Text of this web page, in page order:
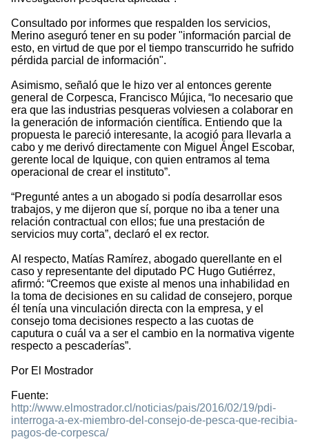
Consultado por informes que respalden los servicios,
Merino aseguró tener en su poder "información parcial de
esto, en virtud de que por el tiempo transcurrido he sufrido
pérdida parcial de información".
Asimismo, señaló que le hizo ver al entonces gerente
general de Corpesca, Francisco Mújica, “lo necesario que
era que las industrias pesqueras volviesen a colaborar en
la generación de información científica. Entiendo que la
propuesta le pareció interesante, la acogió para llevarla a
cabo y me derivó directamente con Miguel Ángel Escobar,
gerente local de Iquique, con quien entramos al tema
operacional de crear el instituto”.
“Pregunté antes a un abogado si podía desarrollar esos
trabajos, y me dijeron que sí, porque no iba a tener una
relación contractual con ellos; fue una prestación de
servicios muy corta”, declaró el ex rector.
Al respecto, Matías Ramírez, abogado querellante en el
caso y representante del diputado PC Hugo Gutiérrez,
afirmó: “Creemos que existe al menos una inhabilidad en
la toma de decisiones en su calidad de consejero, porque
él tenía una vinculación directa con la empresa, y el
consejo toma decisiones respecto a las cuotas de
caputura o cuál va a ser el cambio en la normativa vigente
respecto a pescaderías”.
Por El Mostrador
Fuente:
http://www.elmostrador.cl/noticias/pais/2016/02/19/pdi-
interroga-a-ex-miembro-del-consejo-de-pesca-que-recibia-
pagos-de-corpesca/